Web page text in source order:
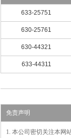
633-25751
630-25761
630-44321
633-44311
免责声明
1. 本公司密切关注本网